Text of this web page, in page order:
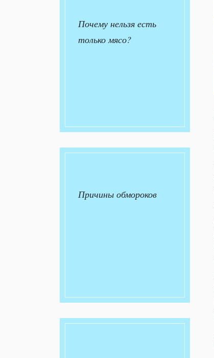
Почему нельзя есть
только мясо?
Причины обмороков